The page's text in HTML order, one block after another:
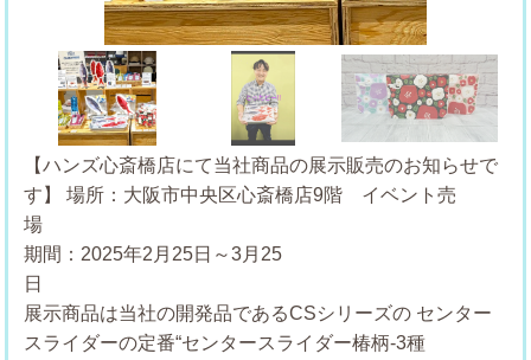
Previous
【ハンズ心斎橋店にて当社商品の展示販売のお知らせで
す】
場所：大阪市中央区心斎橋店9階 イベント売
期間：2025年2月25日～3月25
展示商品は当社の開発品であるCSシリーズの センター
スライダーの定番“センタースライダー椿柄-3種